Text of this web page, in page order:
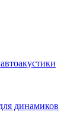
динамиков